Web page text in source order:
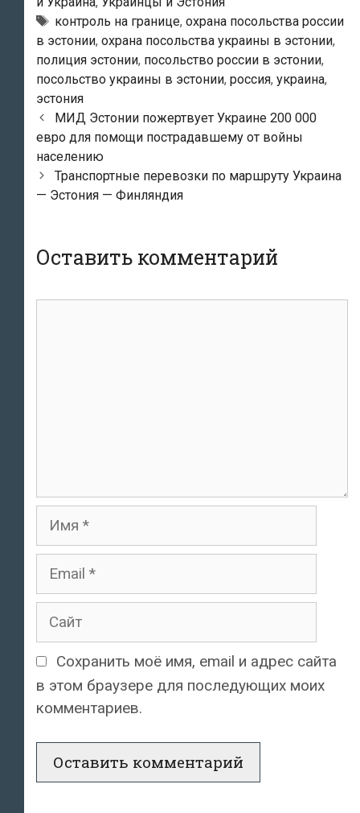
Метки
контроль на границе, охрана посольства россии
в эстонии, охрана посольства украины в эстонии,
полиция эстонии, посольство россии в эстонии,
посольство украины в эстонии, россия, украина,
эстония
Навигация
по
записям
МИД Эстонии пожертвует Украине 200 000
евро для помощи пострадавшему от войны
населению
Транспортные перевозки по маршруту Украина
— Эстония — Финляндия
Оставить комментарий
Имя
Email
Сайт
Сохранить моё имя, email и адрес сайта
в этом браузере для последующих моих
комментариев.